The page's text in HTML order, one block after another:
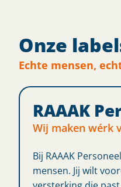
Onze
Echte mensen,
RAAAK
Wij maken wérk
Bij RAAAK
mensen. Jij wilt